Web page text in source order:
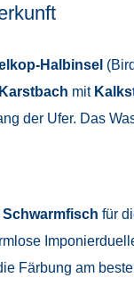
Halbinsel
mit
der Ufer. Das
für
Färbung am